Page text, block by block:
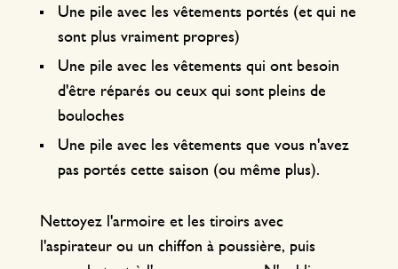
Une pile avec les vêtements portés (et qui ne
sont plus vraiment propres)
Une pile avec les vêtements qui ont besoin
d'être réparés ou ceux qui sont pleins de
bouloches
Une pile avec les vêtements que vous n'avez
pas portés cette saison (ou même plus).
Nettoyez l'armoire et les tiroirs avec
l'aspirateur ou un chiffon à poussière, puis